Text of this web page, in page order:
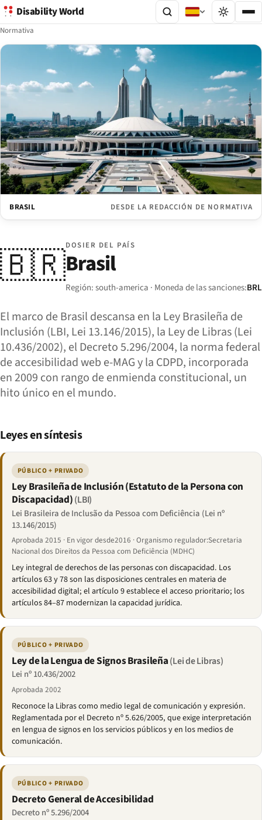
Disability World
Normativa
BRASIL DESDE LA REDACCIÓN DE NORMATIVA
🇧🇷DOSIER DEL PAÍS
Brasil
Región: south-america · Moneda de las sanciones:BRL
El marco de Brasil descansa en la Ley Brasileña de
Inclusión (LBI, Lei 13.146/2015), la Ley de Libras (Lei
10.436/2002), el Decreto 5.296/2004, la norma federal
de accesibilidad web e-MAG y la CDPD, incorporada
en 2009 con rango de enmienda constitucional, un
hito único en el mundo.
Leyes en síntesis
PÚBLICO + PRIVADO
Ley Brasileña de Inclusión (Estatuto de la Persona con
Discapacidad)(LBI)
Lei Brasileira de Inclusão da Pessoa com Deficiência (Lei nº
13.146/2015)
Aprobada 2015 · En vigor desde2016 · Organismo regulador:Secretaria
Nacional dos Direitos da Pessoa com Deficiência (MDHC)
Ley integral de derechos de las personas con discapacidad. Los
artículos 63 y 78 son las disposiciones centrales en materia de
accesibilidad digital; el artículo 9 establece el acceso prioritario; los
artículos 84–87 modernizan la capacidad jurídica.
PÚBLICO + PRIVADO
Ley de la Lengua de Signos Brasileña(Lei de Libras)
Lei nº 10.436/2002
Aprobada 2002
Reconoce la Libras como medio legal de comunicación y expresión.
Reglamentada por el Decreto nº 5.626/2005, que exige interpretación
en lengua de signos en los servicios públicos y en los medios de
comunicación.
PÚBLICO + PRIVADO
Decreto General de Accesibilidad
Decreto nº 5.296/2004